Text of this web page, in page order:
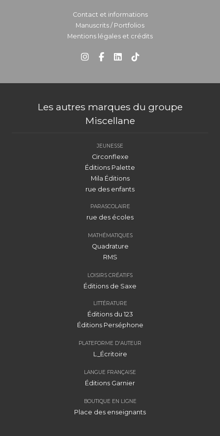
Contact et informations
Manuscrits / Portfolios
Mentions légales et crédits
Les autres marques du groupe
Miscellane
JEUNESSE
Circonflexe
Éditions Palette
Mila Éditions
rue des enfants
PARASCOLAIRE
rue des écoles
MATHÉMATIQUES
Quadrature
RMS
LOISIRS CRÉATIFS
Éditions de Saxe
LITTÉRATURE
Éditions du 123
Éditions Perséphone
PLATEFORME D'AUTEUR
L_Écritoire
LANGUE FRANÇAISE
Éditions Garnier
BOUTIQUE EN LIGNE
Place des enseignants